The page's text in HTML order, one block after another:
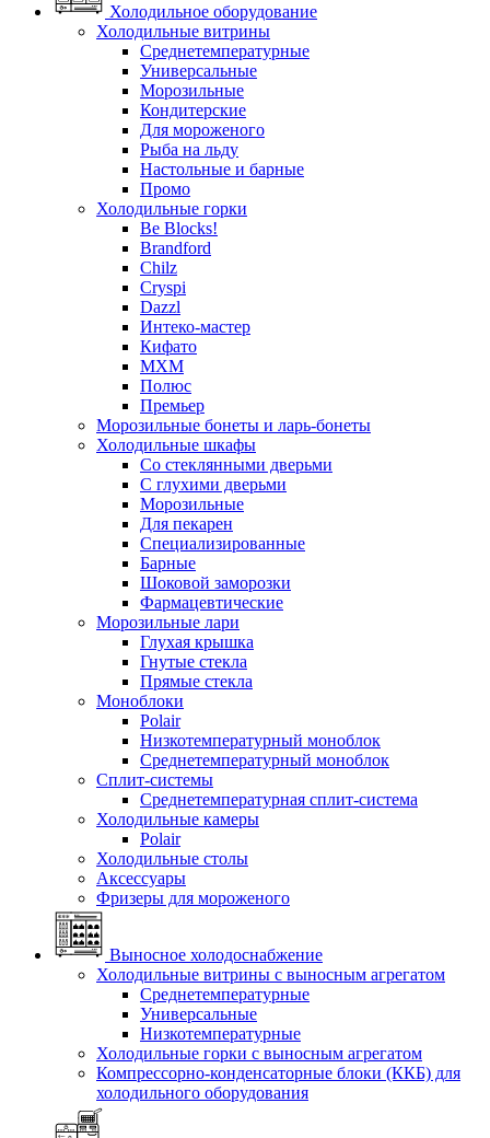
Холодильное оборудование
Холодильные витрины
Среднетемпературные
Универсальные
Морозильные
Кондитерские
Для мороженого
Рыба на льду
Настольные и барные
Промо
Холодильные горки
Be Blocks!
Brandford
Chilz
Cryspi
Dazzl
Интеко-мастер
Кифато
МХМ
Полюс
Премьер
Морозильные бонеты и ларь-бонеты
Холодильные шкафы
Со стеклянными дверьми
С глухими дверьми
Морозильные
Для пекарен
Специализированные
Барные
Шоковой заморозки
Фармацевтические
Морозильные лари
Глухая крышка
Гнутые стекла
Прямые стекла
Моноблоки
Polair
Низкотемпературный моноблок
Среднетемпературный моноблок
Сплит-системы
Среднетемпературная сплит-система
Холодильные камеры
Polair
Холодильные столы
Аксессуары
Фризеры для мороженого
Выносное холодоснабжение
Холодильные витрины с выносным агрегатом
Среднетемпературные
Универсальные
Низкотемпературные
Холодильные горки с выносным агрегатом
Компрессорно-конденсаторные блоки (ККБ) для
холодильного оборудования